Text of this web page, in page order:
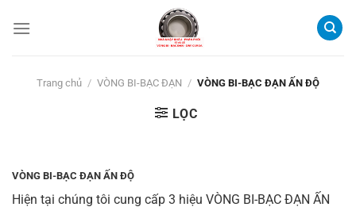
qua
Trang chủ / VÒNG BI-BẠC ĐẠN / VÒNG BI-BẠC ĐẠN ẤN ĐỘ
LỌC
VÒNG BI-BẠC ĐẠN ẤN ĐỘ
Hiện tại chúng tôi cung cấp 3 hiệu VÒNG BI-BẠC ĐẠN ẤN